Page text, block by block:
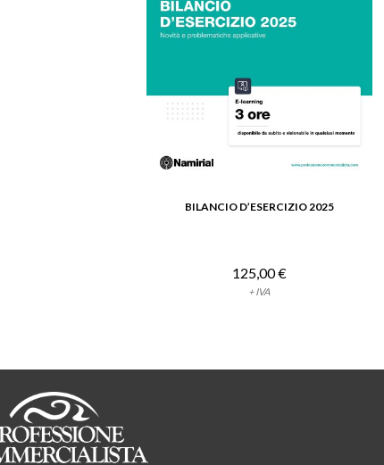
VEDI DETTAGLIO
BILANCIO D’ESERCIZIO 2025
125,00 €
+ IVA